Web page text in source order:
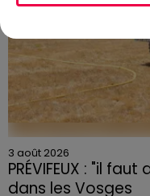
3 août 2026
PRÉVIFEUX : "il
dans les Vosges